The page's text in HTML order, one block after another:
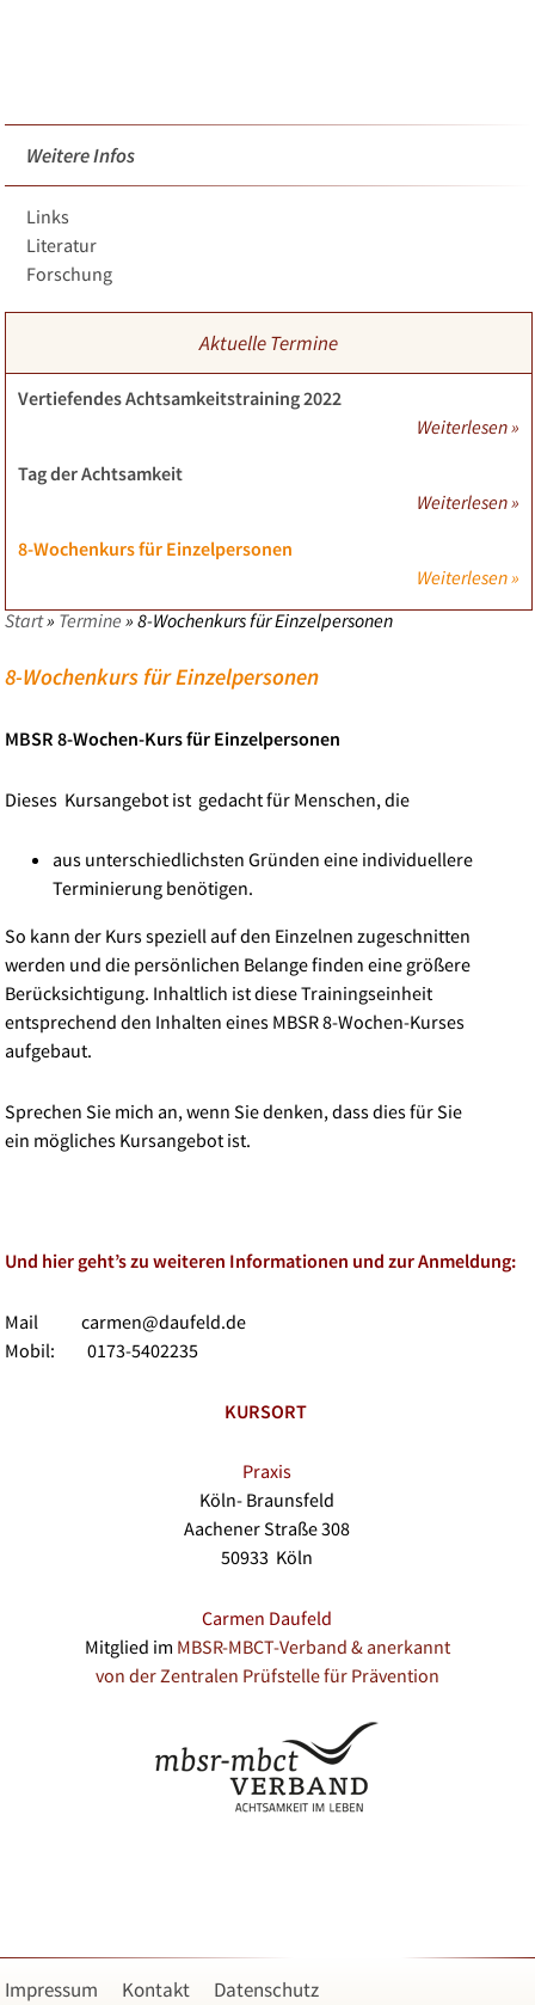
Weitere Infos
Links
Literatur
Forschung
Aktuelle Termine
Vertiefendes Achtsamkeitstraining 2022
Weiterlesen »
Tag der Achtsamkeit
Weiterlesen »
8-Wochenkurs für Einzelpersonen
Weiterlesen »
Start» Termine »8-Wochenkurs für Einzelpersonen
8-Wochenkurs für Einzelpersonen
MBSR 8-Wochen-Kurs für Einzelpersonen
Dieses Kursangebot ist gedacht für Menschen, die
aus unterschiedlichsten Gründen eine individuellere
Terminierung benötigen.
So kann der Kurs speziell auf den Einzelnen zugeschnitten
werden und die persönlichen Belange finden eine größere
Berücksichtigung. Inhaltlich ist diese Trainingseinheit
entsprechend den Inhalten eines MBSR 8-Wochen-Kurses
aufgebaut.
Sprechen Sie mich an, wenn Sie denken, dass dies für Sie
ein mögliches Kursangebot ist.
Und hier geht’s zu weiteren Informationen und zur Anmeldung:
Mail
carmen@daufeld.de
Mobil: 0173-5402235
KURSORT
Praxis
Köln- Braunsfeld
Aachener Straße 308
50933 Köln
Carmen Daufeld
Mitglied im MBSR-MBCT-Verband & anerkannt
von der Zentralen Prüfstelle für Prävention
Impressum Kontakt Datenschutz